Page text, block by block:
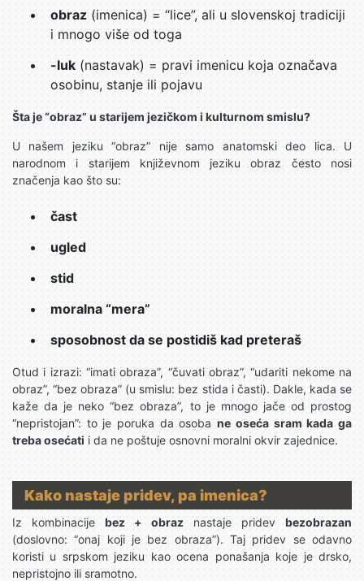
obraz(imenica) = “lice”, ali u slovenskoj tradiciji
i mnogo više od toga
-luk (nastavak) = pravi imenicu koja označava
osobinu, stanje ili pojavu
Šta je “obraz” u starijem jezičkom i kulturnom smislu?
U našem jeziku “obraz” nije samo anatomski deo lica. U
narodnom i starijem književnom jeziku obraz često nosi
značenja kao što su:
čast
ugled
stid
moralna “mera”
sposobnost da se postidiš kad preteraš
Otud i izrazi: “imati obraza”, “čuvati obraz”, “udariti nekome na
obraz”, “bez obraza” (u smislu: bez stida i časti). Dakle, kada se
kaže da je neko “bez obraza”, to je mnogo jače od prostog
“nepristojan”: to je poruka da osobane oseća sram kada ga
treba osećati i da ne poštuje osnovni moralni okvir zajednice.
Kako nastaje pridev, pa imenica?
Iz kombinacije bez + obraznastaje pridevbezobrazan
(doslovno: “onaj koji je bez obraza”). Taj pridev se odavno
koristi u srpskom jeziku kao ocena ponašanja koje je drsko,
nepristojno ili sramotno.